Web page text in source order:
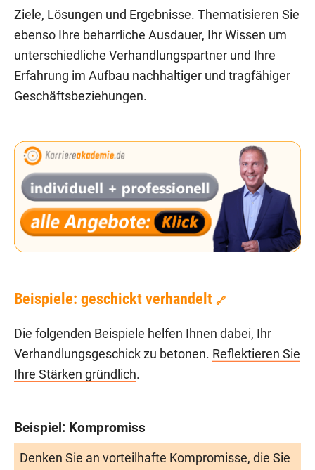
Ziele, Lösungen und Ergebnisse. Thematisieren Sie
ebenso Ihre beharrliche Ausdauer, Ihr Wissen um
unterschiedliche Verhandlungspartner und Ihre
Erfahrung im Aufbau nachhaltiger und tragfähiger
Geschäftsbeziehungen.
Beispiele: geschickt verhandelt 🔗
Die folgenden Beispiele helfen Ihnen dabei, Ihr
Verhandlungsgeschick zu betonen. Reflektieren Sie
Ihre Stärken gründlich.
Beispiel: Kompromiss
Denken Sie an vorteilhafte Kompromisse, die Sie